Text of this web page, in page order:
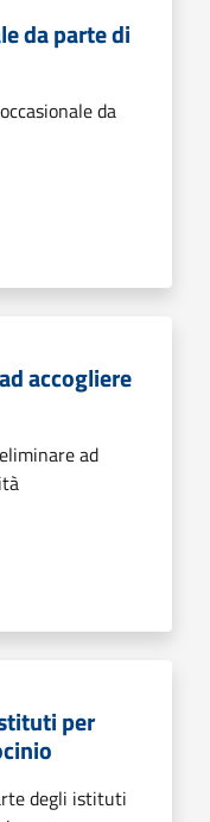
da parte di
da
accogliere
ad
per
degli istituti